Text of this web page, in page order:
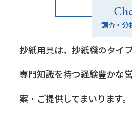
抄紙用具は、抄紙機のタイ
専門知識を持つ経験豊かな
案・ご提供してまいります。